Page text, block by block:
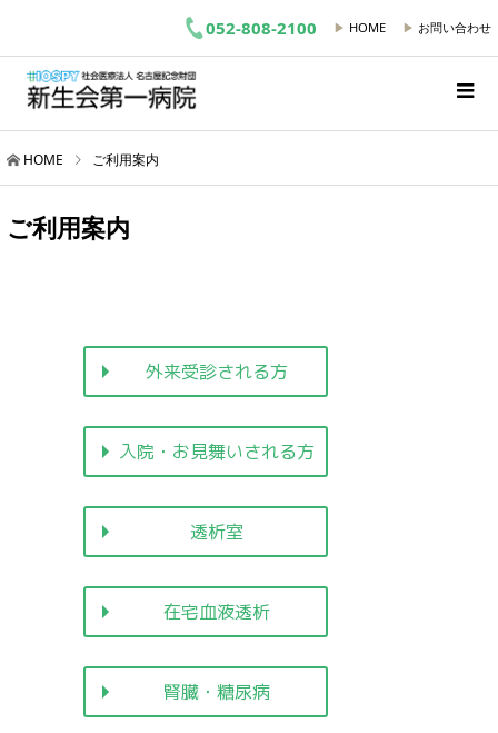
052-808-2100 ▶ HOME ▶ お問い合わせ
HOME ご利用案内
ご利用案内
外来受診される方
入院・お見舞いされる方
透析室
在宅血液透析
腎臓・糖尿病